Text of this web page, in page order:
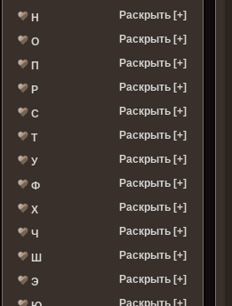
Н Раскрыть [+]
О Раскрыть [+]
П Раскрыть [+]
Р Раскрыть [+]
С Раскрыть [+]
Т Раскрыть [+]
У Раскрыть [+]
Ф Раскрыть [+]
Х Раскрыть [+]
Ч Раскрыть [+]
Ш Раскрыть [+]
Э Раскрыть [+]
Раскрыть [+]